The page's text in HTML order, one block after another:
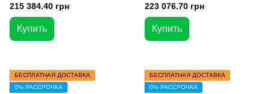
215 384.40 грн
Купить
223 076.70 грн
Купить
БЕСПЛАТНАЯ ДОСТАВКА
0% РАССРОЧКА
БЕСПЛАТНАЯ ДОСТАВКА
0% РАССРОЧКА